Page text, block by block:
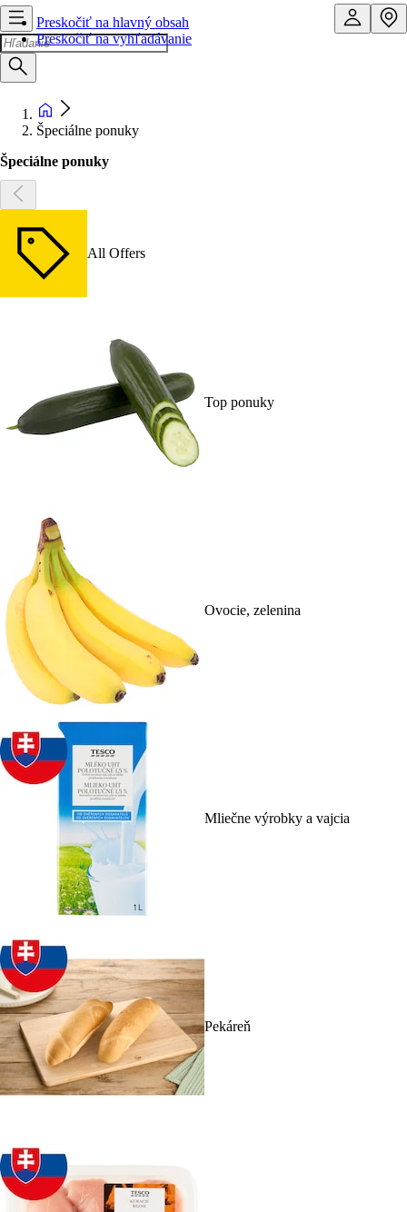
Preskočiť na hlavný obsah
Preskočiť na vyhľadávanie
Špeciálne ponuky
Špeciálne ponuky
All Offers
Top ponuky
Ovocie, zelenina
Mliečne výrobky a vajcia
Pekáreň